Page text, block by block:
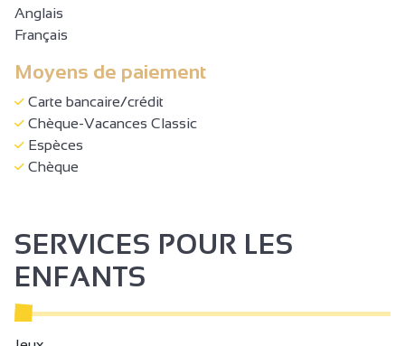
Anglais
Français
Moyens de paiement
Carte bancaire/crédit
Chèque-Vacances Classic
Espèces
Chèque
SERVICES POUR LES
ENFANTS